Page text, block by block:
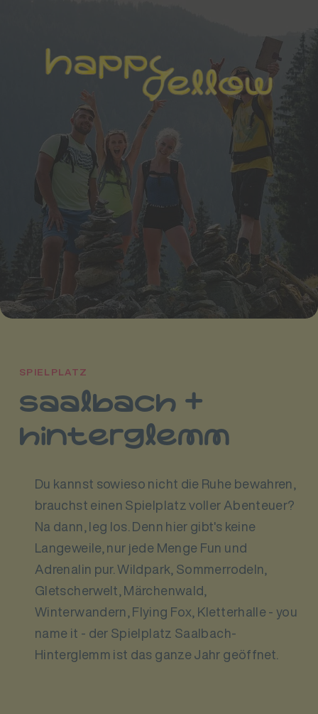
SPIELPLATZ
saalbach +
hinterglemm
Du kannst sowieso nicht die Ruhe bewahren,
brauchst einen Spielplatz voller Abenteuer?
Na dann, leg los. Denn hier gibt's keine
Langeweile, nur jede Menge Fun und
Adrenalin pur. Wildpark, Sommerrodeln,
Gletscherwelt, Märchenwald,
Winterwandern, Flying Fox, Kletterhalle - you
name it - der Spielplatz Saalbach-
Hinterglemm ist das ganze Jahr geöffnet.